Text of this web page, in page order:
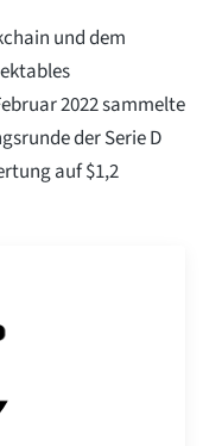
und dem
2022 sammelte
der Serie D
auf $1,2